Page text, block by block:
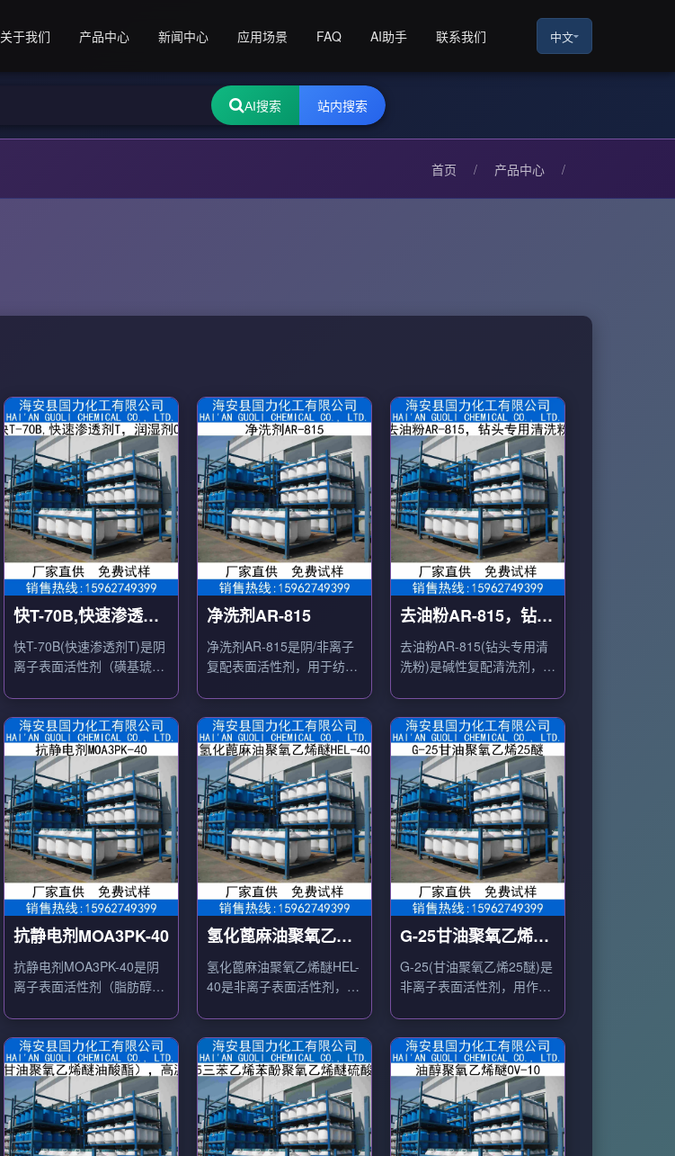
关于我们 产品中心 新闻中心 应用场景 FAQ AI助手 联系我们 中文
AI搜索 站内搜索
首页 / 产品中心 /
快T-70B,快速渗透剂
T，润湿剂OT
快T-70B(快速渗透剂T)是阴
离子表面活性剂（磺基琥珀
净洗剂AR-815
净洗剂AR-815是阴/非离子
复配表面活性剂，用于纺织
去油粉AR-815，钻头
专用清洗粉
去油粉AR-815(钻头专用清
洗粉)是碱性复配清洗剂，用
抗静电剂MOA3PK-40
抗静电剂MOA3PK-40是阴
离子表面活性剂（脂肪醇聚
氢化蓖麻油聚氧乙烯
醚HEL-40
氢化蓖麻油聚氧乙烯醚HEL-
40是非离子表面活性剂，用
G-25甘油聚氧乙烯25
醚
G-25(甘油聚氧乙烯25醚)是
非离子表面活性剂，用作乳